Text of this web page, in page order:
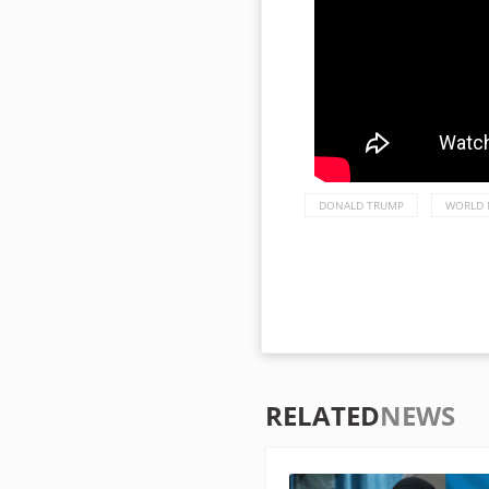
DONALD TRUMP WORLD
RELATEDNEWS